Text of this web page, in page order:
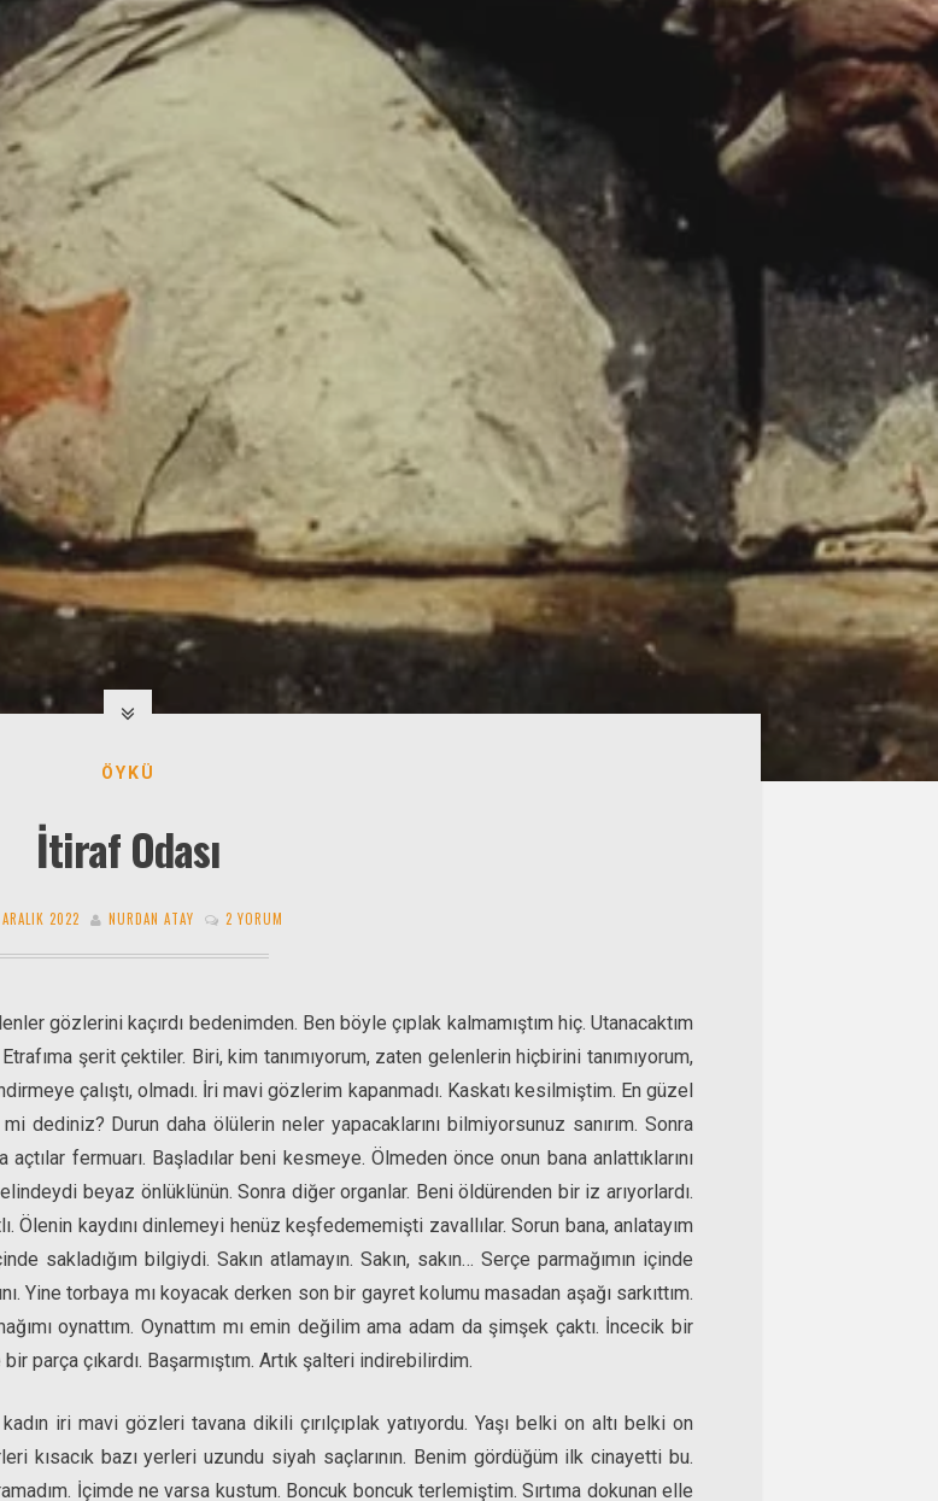
ÖYKÜ
İtiraf Odası
2022 NURDAN ATAY 2 YORUM
gözlerini kaçırdı bedenimden. Ben böyle çıplak kalmamıştım hiç. Utanacaktım
şerit çektiler. Biri, kim tanımıyorum, zaten gelenlerin hiçbirini tanımıyorum,
çalıştı, olmadı. İri mavi gözlerim kapanmadı. Kaskatı kesilmiştim. En güzel
dediniz? Durun daha ölülerin neler yapacaklarını bilmiyorsunuz sanırım. Sonra
fermuarı. Başladılar beni kesmeye. Ölmeden önce onun bana anlattıklarını
beyaz önlüklünün. Sonra diğer organlar. Beni öldürenden bir iz arıyorlardı.
Ölenin kaydını dinlemeyi henüz keşfedememişti zavallılar. Sorun bana, anlatayım
sakladığım bilgiydi. Sakın atlamayın. Sakın, sakın… Serçe parmağımın içinde
Yine torbaya mı koyacak derken son bir gayret kolumu masadan aşağı sarkıttım.
oynattım. Oynattım mı emin değilim ama adam da şimşek çaktı. İncecik bir
parça çıkardı. Başarmıştım. Artık şalteri indirebilirdim.
iri mavi gözleri tavana dikili çırılçıplak yatıyordu. Yaşı belki on altı belki on
kısacık bazı yerleri uzundu siyah saçlarının. Benim gördüğüm ilk cinayetti bu.
İçimde ne varsa kustum. Boncuk boncuk terlemiştim. Sırtıma dokunan elle